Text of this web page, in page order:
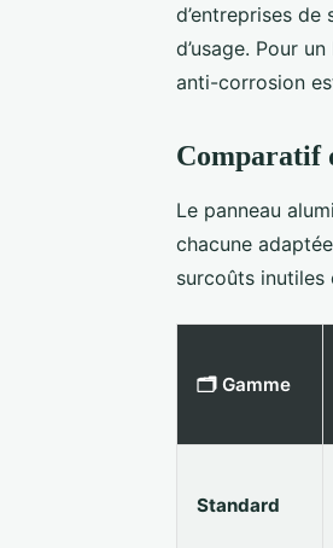
d’entreprises
d’usage. Pour
anti-corrosion
Comparatif
Le panneau
chacune
surcoûts inutiles
🗂️ Gamme
Standard